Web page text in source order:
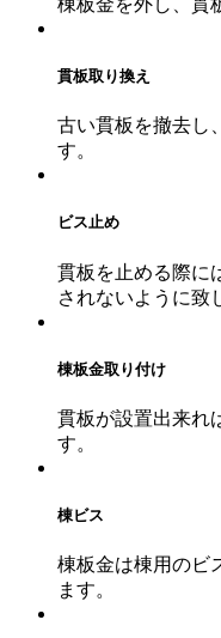
棟板金を外し、貫
貫板取り換え
古い貫板を撤去し
す。
ビス止め
貫板を止める際に
されないように致
棟板金取り付け
貫板が設置出来れ
す。
棟ビス
棟板金は棟用のビ
ます。